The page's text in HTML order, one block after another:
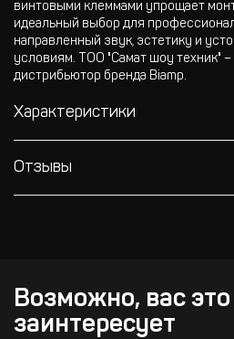
винтовыми клеммами упрощает
идеальный выбор для
направленный звук, эстетику и
условиям. ТОО "Самат шоу техник"
дистрибьютор бренда Biamp.
Характеристики
Отзывы
Возможно, вас это
заинтересует